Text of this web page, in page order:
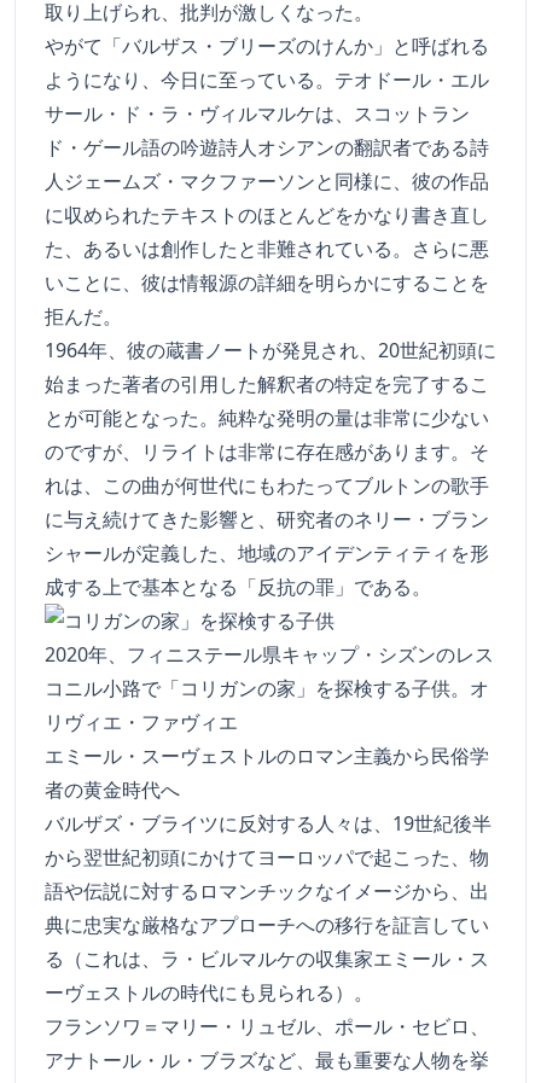
取り上げられ、批判が激しくなった。
やがて「バルザス・ブリーズのけんか」と呼ばれる
ようになり、今日に至っている。テオドール・エル
サール・ド・ラ・ヴィルマルケは、スコットラン
ド・ゲール語の吟遊詩人オシアンの翻訳者である詩
人ジェームズ・マクファーソンと同様に、彼の作品
に収められたテキストのほとんどをかなり書き直し
た、あるいは創作したと非難されている。さらに悪
いことに、彼は情報源の詳細を明らかにすることを
拒んだ。
1964年、彼の蔵書ノートが発見され、20世紀初頭に
始まった著者の引用した解釈者の特定を完了するこ
とが可能となった。純粋な発明の量は非常に少ない
のですが、リライトは非常に存在感があります。そ
れは、この曲が何世代にもわたってブルトンの歌手
に与え続けてきた影響と、研究者のネリー・ブラン
シャールが定義した、地域のアイデンティティを形
成する上で基本となる「反抗の罪」である。
2020年、フィニステール県キャップ・シズンのレス
コニル小路で「コリガンの家」を探検する子供。オ
リヴィエ・ファヴィエ
エミール・スーヴェストルのロマン主義から民俗学
者の黄金時代へ
バルザズ・ブライツに反対する人々は、19世紀後半
から翌世紀初頭にかけてヨーロッパで起こった、物
語や伝説に対するロマンチックなイメージから、出
典に忠実な厳格なアプローチへの移行を証言してい
る（これは、ラ・ビルマルケの収集家エミール・ス
ーヴェストルの時代にも見られる）。
フランソワ＝マリー・リュゼル、ポール・セビロ、
アナトール・ル・ブラズなど、最も重要な人物を挙